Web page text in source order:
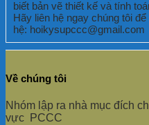
biết bản vẽ thiết kế và tính
Hãy liên hệ ngay chúng tôi
hệ: hoikysupccc@gmail.com
Về chúng tôi
Nhóm lập ra nhà mục đích
vực PCCC